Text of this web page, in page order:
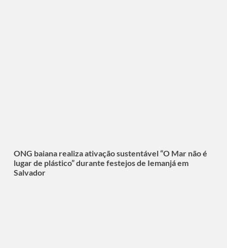
ONG baiana realiza ativação sustentável “O Mar não é
lugar de plástico” durante festejos de Iemanjá em
Salvador